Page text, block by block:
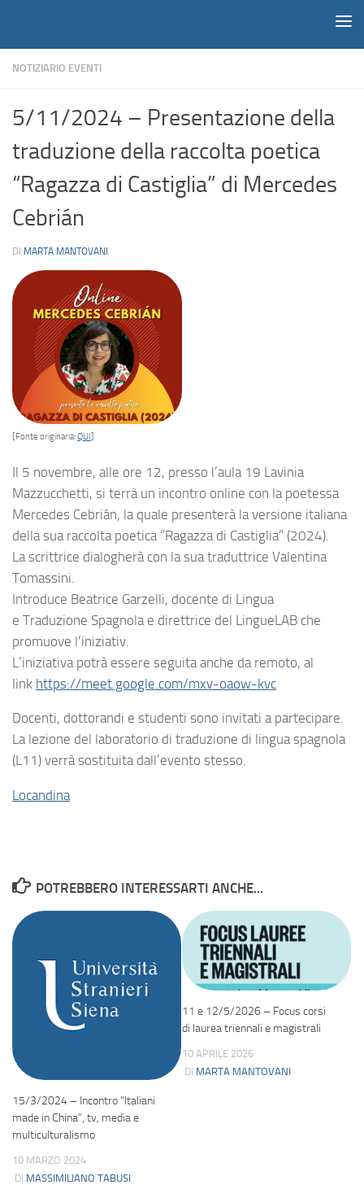
NOTIZIARIO EVENTI
5/11/2024 – Presentazione della
traduzione della raccolta poetica
“Ragazza di Castiglia” di Mercedes
Cebrián
DI MARTA MANTOVANI
[Fonte originaria:QUI]
Il 5 novembre, alle ore 12, presso l’aula 19 Lavinia
Mazzucchetti, si terrà un incontro online con la poetessa
Mercedes Cebrián, la quale presenterà la versione italiana
della sua raccolta poetica “Ragazza di Castiglia” (2024).
La scrittrice dialogherà con la sua traduttrice Valentina
Tomassini.
Introduce Beatrice Garzelli, docente di Lingua
e Traduzione Spagnola e direttrice del LingueLAB che
promuove l’iniziativ.
L’iniziativa potrà essere seguita anche da remoto, al
link https://meet.google.com/mxv-oaow-kvc
Docenti, dottorandi e studenti sono invitati a partecipare.
La lezione del laboratorio di traduzione di lingua spagnola
(L11) verrà sostituita dall’evento stesso.
Locandina
POTREBBERO INTERESSARTI ANCHE...
15/3/2024 – Incontro “Italiani
made in China”, tv, media e
multiculturalismo
10 MARZO 2024
DI MASSIMILIANO TABUSI
11 e 12/5/2026 – Focus corsi
di laurea triennali e magistrali
10 APRILE 2026
DI MARTA MANTOVANI